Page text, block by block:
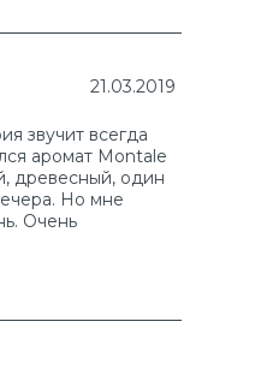
21.03.2019
звучит всегда
аромат Montale
древесный, один
Но мне
Очень